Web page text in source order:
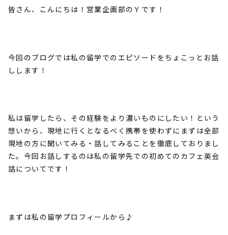
皆さん、こんにちは！営業企画部のＹです！
今回のブログでは私の留学でのエピソードをちょこっとお話
しします！
私は留学したら、その経験をより濃いものにしたい！という
想いから、現地に行くとなるべく携帯を使わずにまずは全部
現地の方に聞いてみる・話してみることを徹底しておりまし
た。今回お話しするのは私の留学先での初めてのカフェ英会
話についてです！
まずは私の留学プロフィールから♪